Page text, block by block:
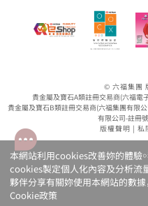
© 六福集團
貴金屬及寶石A類註冊交易商(六福
貴金屬及寶石B類註冊交易商(六福集團有限
有限公司-註冊
版權聲明 | 私
本網站利用cookies改善妳的體驗
cookies製定個人化內容及分析流
夥伴分享有關妳使用本網站的數據
Cookie政策